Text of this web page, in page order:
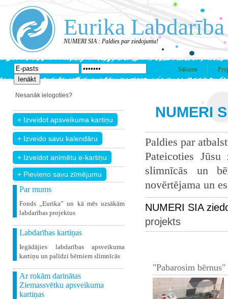
Eurika Labdarība
NUMERI SIA : Paldies par ziedojumu!
Sākums
Nesanāk ielogoties?
+ Pievieno savu zīmējumu
Par mums
Fonds „Eurika” un kā mēs uzsākām
labdarības projektus
Labdarības kartiņas
Iegādājies labdarības apsveikuma
kartiņu un palīdzi bērniem slimnīcās
Ar rokām darinātas
Ziemassvētku apsveikuma
kartiņas
NUMERI
Paldies par
Pateicoties
slimnīcās un
novērtējama un
NUMERI SIA
projekts
"Pabarosim